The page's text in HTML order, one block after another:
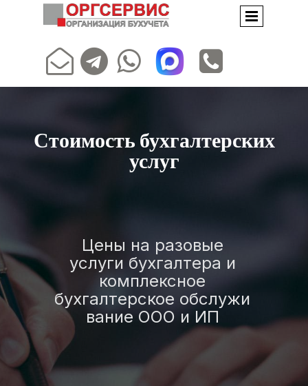
   
Стоимость бухгалтерских
услуг
Цены на разовые
услуги бухгалтера и
комплексное
бухгалтерское обслужи
вание ООО и ИП